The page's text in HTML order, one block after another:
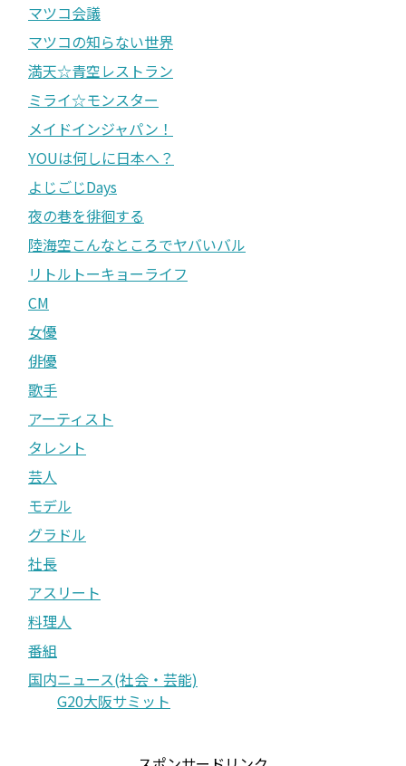
マツコ会議
マツコの知らない世界
満天☆青空レストラン
ミライ☆モンスター
メイドインジャパン！
YOUは何しに日本へ？
よじごじDays
夜の巷を徘徊する
陸海空こんなところでヤバいバル
リトルトーキョーライフ
CM
女優
俳優
歌手
アーティスト
タレント
芸人
モデル
グラドル
社長
アスリート
料理人
番組
国内ニュース(社会・芸能)
G20大阪サミット